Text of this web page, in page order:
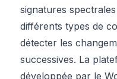
signatures
différents types de
détecter les
successives. La
développée par le